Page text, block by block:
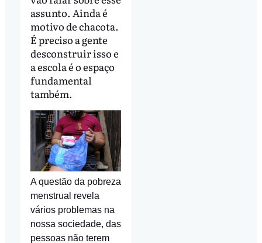
assunto. Ainda é
motivo de chacota.
É preciso a gente
desconstruir isso e
a escola é o espaço
fundamental
também.
A questão da pobreza
menstrual revela
vários problemas na
nossa sociedade, das
pessoas não terem